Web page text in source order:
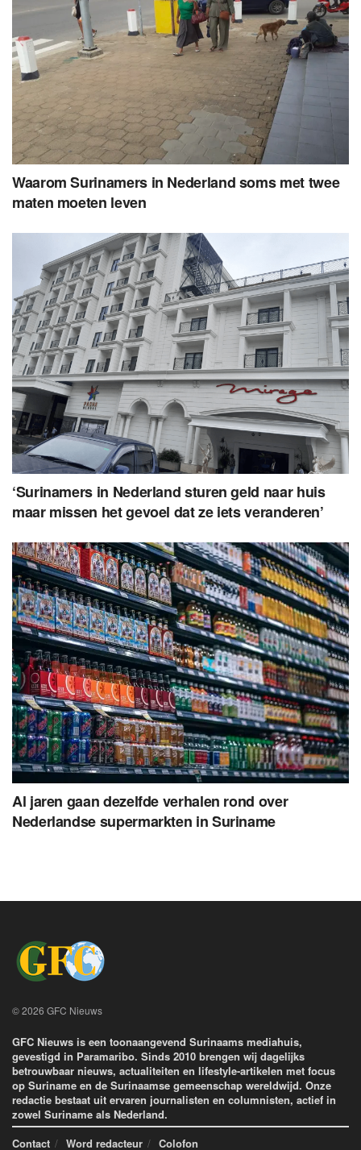
Waarom Surinamers in Nederland soms met twee
maten moeten leven
‘Surinamers in Nederland sturen geld naar huis
maar missen het gevoel dat ze iets veranderen’
Al jaren gaan dezelfde verhalen rond over
Nederlandse supermarkten in Suriname
© 2026 GFC Nieuws
GFC Nieuws is een toonaangevend Surinaams mediahuis,
gevestigd in Paramaribo. Sinds 2010 brengen wij dagelijks
betrouwbaar nieuws, actualiteiten en lifestyle-artikelen met focus
op Suriname en de Surinaamse gemeenschap wereldwijd. Onze
redactie bestaat uit ervaren journalisten en columnisten, actief in
zowel Suriname als Nederland.
Contact
Word redacteur Colofon